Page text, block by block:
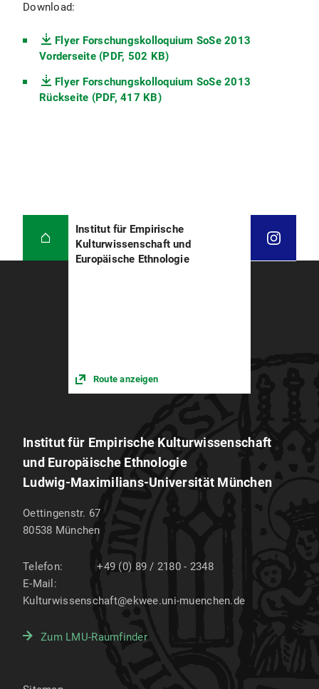
Download:
Flyer Forschungskolloquium SoSe 2013
Vorderseite (PDF, 502 KB)
Flyer Forschungskolloquium SoSe 2013
Rückseite (PDF, 417 KB)
Institut für Empirische
Kulturwissenschaft und
Europäische Ethnologie
Route anzeigen
Institut für Empirische Kulturwissenschaft
und Europäische Ethnologie
Ludwig-Maximilians-Universität München
Oettingenstr. 67
80538 München
Telefon:
+49 (0) 89 / 2180 - 2348
E-Mail:
Kulturwissenschaft@ekwee.uni-muenchen.de
Zum LMU-Raumfinder